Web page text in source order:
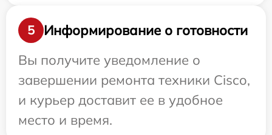
5
Информирование о готовности
Вы получите уведомление о
завершении ремонта техники Cisco,
и курьер доставит ее в удобное
место и время.